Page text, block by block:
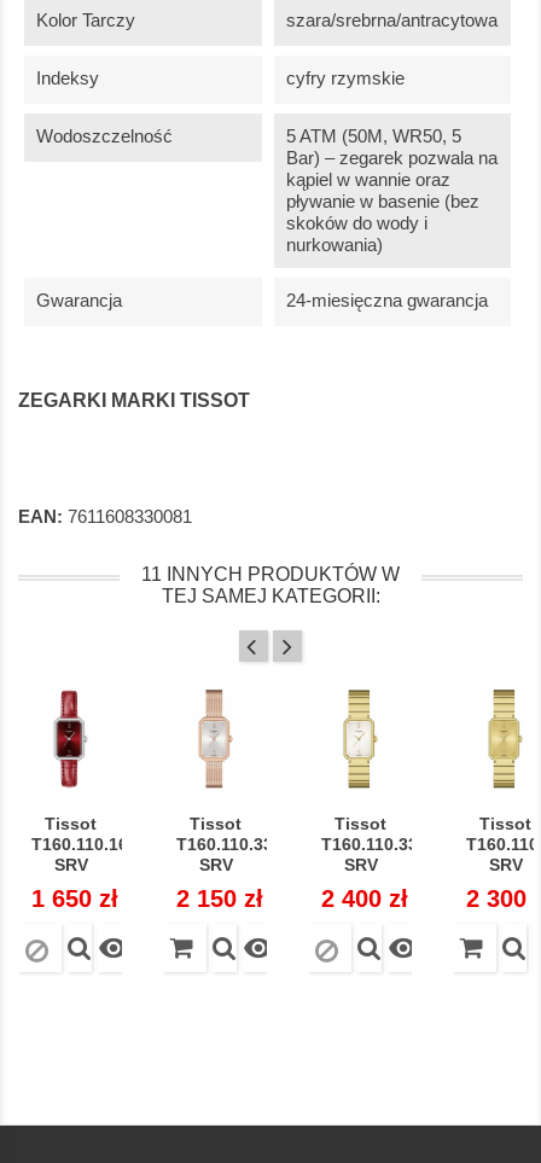
Kolor Tarczy szara/srebrna/antracytowa
Indeksy cyfry rzymskie
Wodoszczelność
5 ATM (50M, WR50, 5
Bar) – zegarek pozwala na
kąpiel w wannie oraz
pływanie w basenie (bez
skoków do wody i
nurkowania)
Gwarancja 24-miesięczna gwarancja
ZEGARKI MARKI TISSOT
EAN: 7611608330081
11 INNYCH PRODUKTÓW W
TEJ SAMEJ KATEGORII:
Tissot
T160.110.16.423.00
SRV
Cena
1 650 zł

Tissot
T160.110.33.033.00
SRV
Cena
2 150 zł

Tissot
T160.110.33.113.00
SRV
Cena
2 400 zł

Tissot
SRV
Cena
2 300